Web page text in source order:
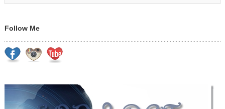
Follow Me